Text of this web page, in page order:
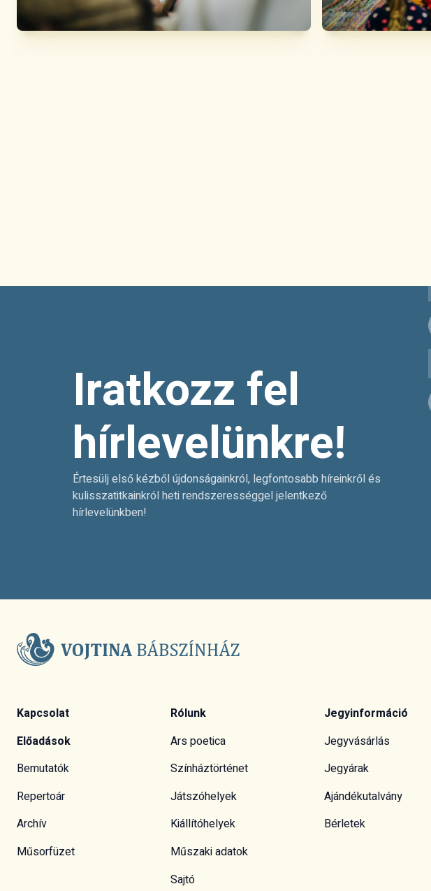
Iratkozz fel
hírlevelünkre!
Értesülj első kézből újdonságainkról, legfontosabb híreinkről és
kulisszatitkainkról heti rendszerességgel jelentkező
hírlevelünkben!
Kapcsolat
Előadások
Bemutatók
Repertoár
Archív
Műsorfüzet
Rólunk
Ars poetica
Színháztörténet
Játszóhelyek
Kiállítóhelyek
Műszaki adatok
Sajtó
Jegyinformáció
Jegyvásárlás
Jegyárak
Ajándékutalvány
Bérletek